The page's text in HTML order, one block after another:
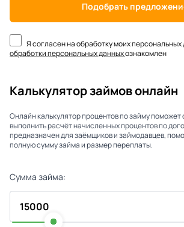
Подобрать
Я согласен на обработку моих персональных
обработки персональных данныхознакомлен
Калькулятор займов онлайн
Онлайн калькулятор процентов по займу
выполнить расчёт начисленных процентов по
предназначен для заёмщиков и займодавцев,
полную сумму займа и размер переплаты.
Сумма займа: